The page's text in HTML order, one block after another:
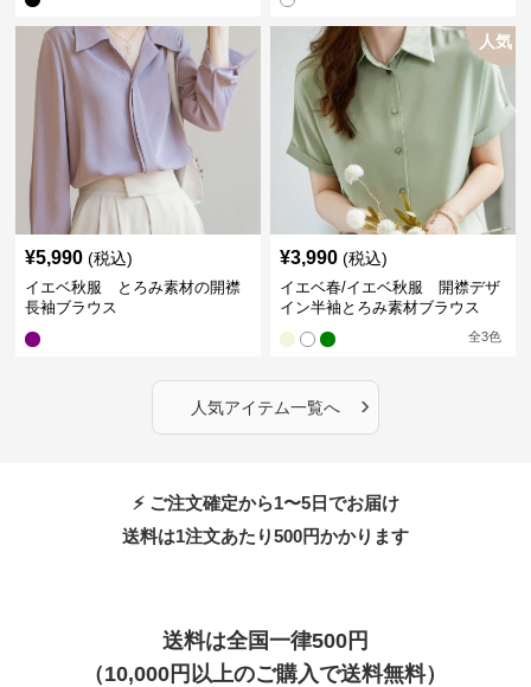
¥5,990 (税込)
イエベ秋服 とろみ素材の開襟
長袖ブラウス
人気
¥3,990 (税込)
イエベ春/イエベ秋服 開襟デザ
イン半袖とろみ素材ブラウス
全3色
人気アイテム一覧へ ›
⚡ ご注文確定から1〜5日でお届け
送料は1注文あたり500円かかります
送料は全国一律500円
（10,000円以上のご購入で送料無料）